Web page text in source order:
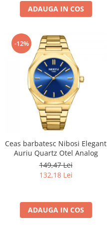
ADAUGA IN COS
-12%
Ceas barbatesc Nibosi Elegant
Auriu Quartz Otel Analog
149,47 Lei
132,18 Lei
ADAUGA IN COS